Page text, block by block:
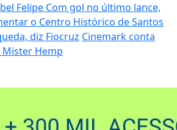
Felipe Com gol no último lance,
o Centro Histórico de Santos
diz Fiocruz Cinemark conta
Mister Hemp